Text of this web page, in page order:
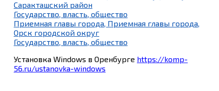
Саракташский район
Государство, власть, общество
Приемная главы города, Приемная главы города,
Орск городской округ
Государство, власть, общество
Установка Windows в Оренбурге https://komp-
56.ru/ustanovka-windows